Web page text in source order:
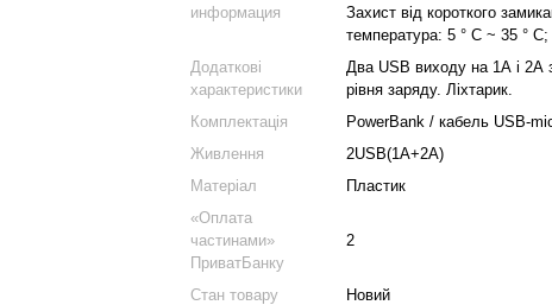
информация
Захист від короткого
температура: 5 ° C ~ 35 °
Додаткові
характеристики
Два USB виходу на 1А і 2А
рівня заряду. Ліхтарик.
Комплектація
PowerBank / кабель USB-
Живлення
2USB(1A+2A)
Матеріал
Пластик
«Оплата
частинами»
ПриватБанку
2
Стан товару
Новий